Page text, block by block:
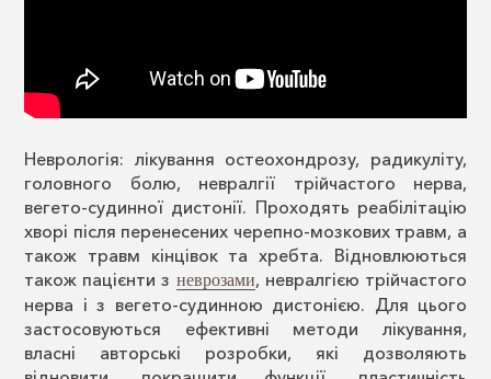
Неврологія: лікування остеохондрозу, радикуліту,
головного болю, невралгії трійчастого нерва,
вегето-судинної дистонії. Проходять реабілітацію
хворі після перенесених черепно-мозкових травм, а
також травм кінцівок та хребта. Відновлюються
також пацієнти з неврозами, невралгією трійчастого
нерва і з вегето-судинною дистонією. Для цього
застосовуються ефективні методи лікування,
власні авторські розробки, які дозволяють